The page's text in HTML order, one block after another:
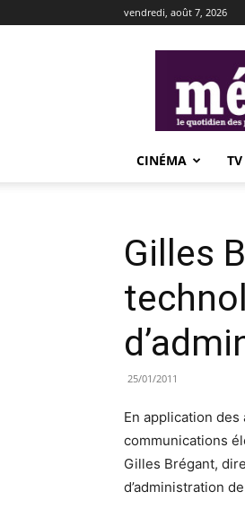
vendredi, août 7, 2026
CINÉMA TV
Gilles
25/01/2011
En application
communications
Gilles Brégant,
d’administration